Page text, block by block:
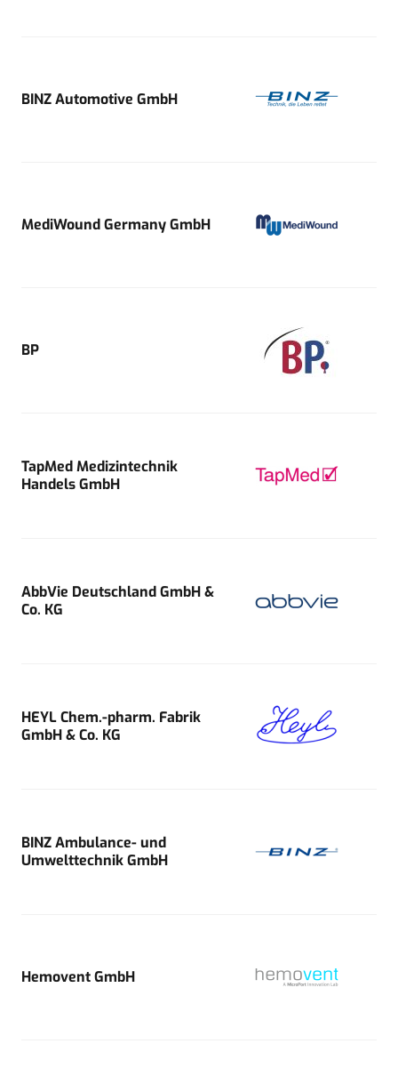
BINZ Automotive GmbH
MediWound Germany GmbH
BP
TapMed Medizintechnik
Handels GmbH
AbbVie Deutschland GmbH &
Co. KG
HEYL Chem.-pharm. Fabrik
GmbH & Co. KG
BINZ Ambulance- und
Umwelttechnik GmbH
Hemovent GmbH